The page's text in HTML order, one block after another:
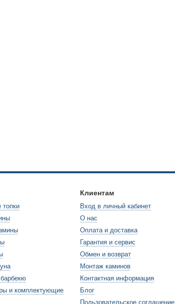
топки
и комплектующие
Клиентам
Вход в личный кабинет
О нас
Оплата и доставка
Гарантия и сервис
Обмен и возврат
Монтаж каминов
Контактная информация
Блог
Пользовательское соглашение